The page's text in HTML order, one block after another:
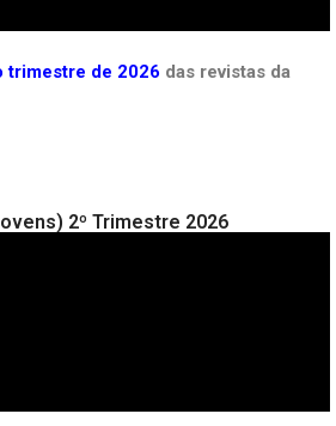
trimestre de 2026 das revistas da
2º Trimestre 2026